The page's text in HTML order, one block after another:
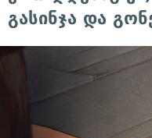
გასინჯა და